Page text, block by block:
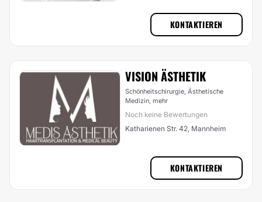
KONTAKTIEREN
VISION ÄSTHETIK
Schönheitschirurgie, Ästhetische
Medizin, mehr
Noch keine Bewertungen
Katharienen Str. 42, Mannheim
KONTAKTIEREN